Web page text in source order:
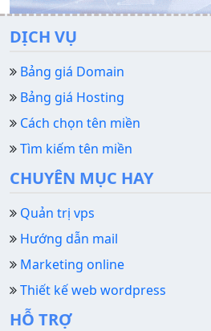
DỊCH VỤ
Bảng giá Domain
Bảng giá Hosting
Cách chọn tên miền
Tìm kiếm tên miền
CHUYÊN MỤC HAY
Quản trị vps
Hướng dẫn mail
Marketing online
Thiết kế web wordpress
HỖ TRỢ